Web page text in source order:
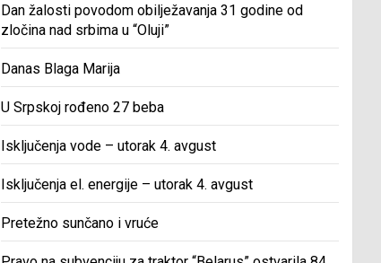
Dan žalosti povodom obilježavanja 31 godine od
zločina nad srbima u “Oluji”
Danas Blaga Marija
U Srpskoj rođeno 27 beba
Isključenja vode – utorak 4. avgust
Isključenja el. energije – utorak 4. avgust
Pretežno sunčano i vruće